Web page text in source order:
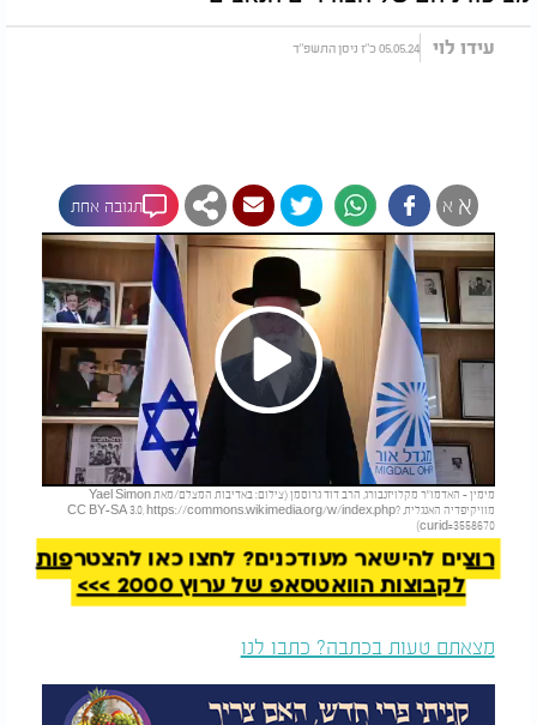
עידו לוי 05.05.24 כ"ז ניסן התשפ"ד
א א תגובה אחת
Play
Video
מימין - האדמו"ר מקלויזנבורג, הרב דוד גרוסמן (צילום: באדיבות המצלם/מאת Yael Simon
מוויקיפדיה האנגלית, CC BY-SA 3.0, https://commons.wikimedia.org/w/index.php?
curid=3558670)
להמשך קריאה
רוצים להישאר מעודכנים? לחצו כאן להצטרפות
לקבוצות הוואטסאפ של ערוץ 2000 >>>
מצאתם טעות בכתבה? כתבו לנו